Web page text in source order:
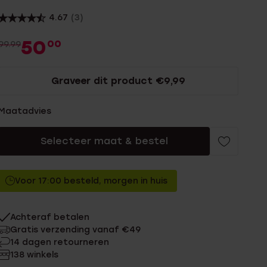
4.67 (3)
50 00
Graveer dit product €9,99
Selecteer maat & bestel
Voor 17:00 besteld, morgen in huis
Achteraf betalen
Gratis verzending vanaf €49
14 dagen retourneren
138 winkels